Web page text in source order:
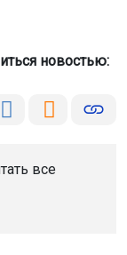
новостью:
все